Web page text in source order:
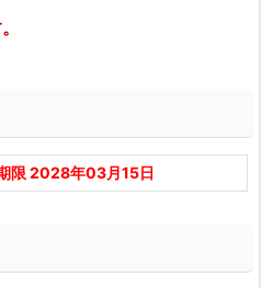
限 2028年03月15日